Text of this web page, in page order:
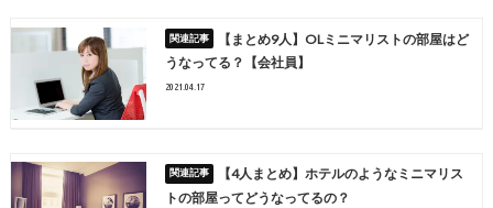
【まとめ9人】OLミニマリストの部屋はど
うなってる？【会社員】
2021.04.17
【4人まとめ】ホテルのようなミニマリス
トの部屋ってどうなってるの？